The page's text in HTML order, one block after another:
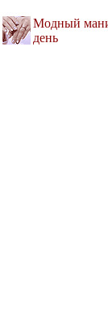
Модный
день